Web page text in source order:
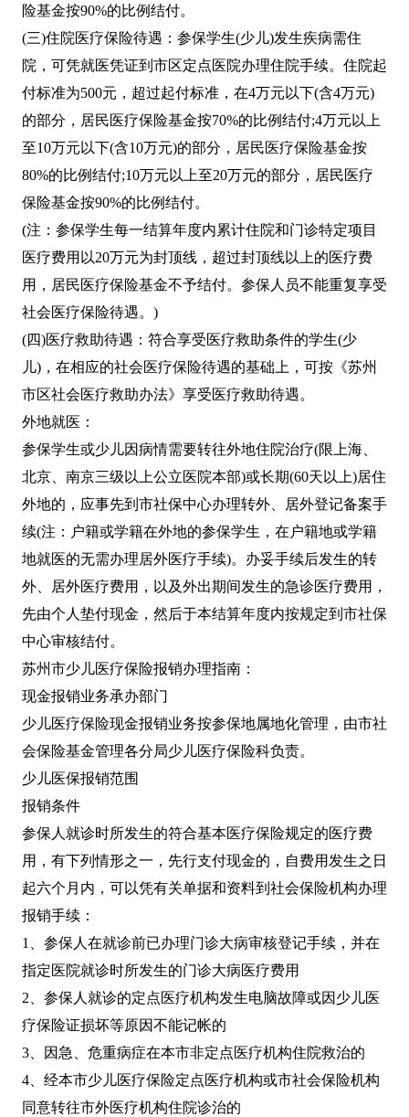
险基金按90%的比例结付。
(三)住院医疗保险待遇：参保学生(少儿)发生疾病需住
院，可凭就医凭证到市区定点医院办理住院手续。住院起
付标准为500元，超过起付标准，在4万元以下(含4万元)
的部分，居民医疗保险基金按70%的比例结付;4万元以上
至10万元以下(含10万元)的部分，居民医疗保险基金按
80%的比例结付;10万元以上至20万元的部分，居民医疗
保险基金按90%的比例结付。
(注：参保学生每一结算年度内累计住院和门诊特定项目
医疗费用以20万元为封顶线，超过封顶线以上的医疗费
用，居民医疗保险基金不予结付。参保人员不能重复享受
社会医疗保险待遇。)
(四)医疗救助待遇：符合享受医疗救助条件的学生(少
儿)，在相应的社会医疗保险待遇的基础上，可按《苏州
市区社会医疗救助办法》享受医疗救助待遇。
外地就医：
参保学生或少儿因病情需要转往外地住院治疗(限上海、
北京、南京三级以上公立医院本部)或长期(60天以上)居住
外地的，应事先到市社保中心办理转外、居外登记备案手
续(注：户籍或学籍在外地的参保学生，在户籍地或学籍
地就医的无需办理居外医疗手续)。办妥手续后发生的转
外、居外医疗费用，以及外出期间发生的急诊医疗费用，
先由个人垫付现金，然后于本结算年度内按规定到市社保
中心审核结付。
苏州市少儿医疗保险报销办理指南：
现金报销业务承办部门
少儿医疗保险现金报销业务按参保地属地化管理，由市社
会保险基金管理各分局少儿医疗保险科负责。
少儿医保报销范围
报销条件
参保人就诊时所发生的符合基本医疗保险规定的医疗费
用，有下列情形之一，先行支付现金的，自费用发生之日
起六个月内，可以凭有关单据和资料到社会保险机构办理
报销手续：
1、参保人在就诊前已办理门诊大病审核登记手续，并在
指定医院就诊时所发生的门诊大病医疗费用
2、参保人就诊的定点医疗机构发生电脑故障或因少儿医
疗保险证损坏等原因不能记帐的
3、因急、危重病症在本市非定点医疗机构住院救治的
4、经本市少儿医疗保险定点医疗机构或市社会保险机构
同意转往市外医疗机构住院诊治的